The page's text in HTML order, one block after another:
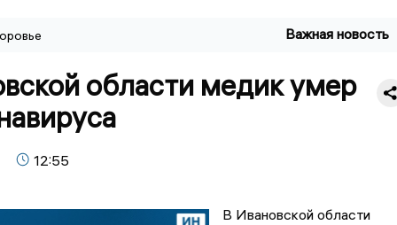
Важная новость
области медик умер
12:55
В Ивановской области